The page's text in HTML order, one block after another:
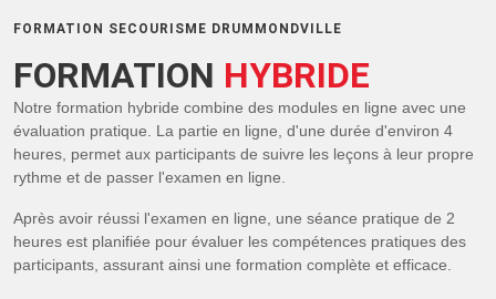
FORMATION SECOURISME DRUMMONDVILLE
FORMATION HYBRIDE
Notre formation hybride combine des modules en ligne avec une
évaluation pratique. La partie en ligne, d'une durée d'environ 4
heures, permet aux participants de suivre les leçons à leur propre
rythme et de passer l'examen en ligne.
Après avoir réussi l'examen en ligne, une séance pratique de 2
heures est planifiée pour évaluer les compétences pratiques des
participants, assurant ainsi une formation complète et efficace.